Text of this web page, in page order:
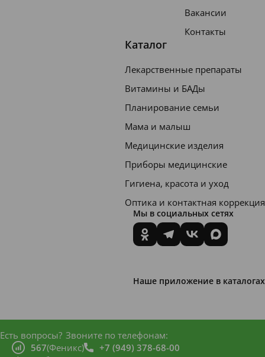
Вакансии
Контакты
Каталог
Лекарственные препараты
Витамины и БАДы
Планирование семьи
Мама и малыш
Медицинские изделия
Приборы медицинские
Гигиена, красота и уход
Оптика и контактная коррекция
Мы в социальных сетях
Наше приложение в каталогах
Есть вопросы? Звоните по телефонам:
567(Феникс)
+7 (949) 378-68-00